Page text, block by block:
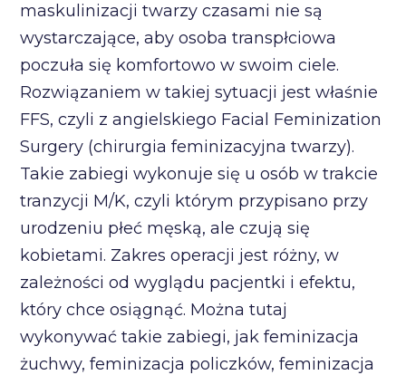
maskulinizacji twarzy czasami nie są
wystarczające, aby osoba transpłciowa
poczuła się komfortowo w swoim ciele.
Rozwiązaniem w takiej sytuacji jest właśnie
FFS, czyli z angielskiego Facial Feminization
Surgery (chirurgia feminizacyjna twarzy).
Takie zabiegi wykonuje się u osób w trakcie
tranzycji M/K, czyli którym przypisano przy
urodzeniu płeć męską, ale czują się
kobietami. Zakres operacji jest różny, w
zależności od wyglądu pacjentki i efektu,
który chce osiągnąć. Można tutaj
wykonywać takie zabiegi, jak feminizacja
żuchwy, feminizacja policzków, feminizacja